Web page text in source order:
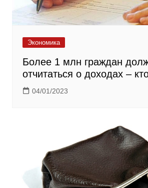
Экономика
Более 1 млн граждан
отчитаться о доходах –
04/01/2023